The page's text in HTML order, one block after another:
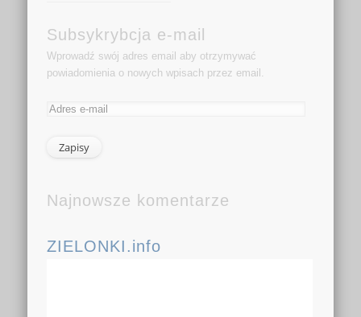
Subsykrybcja e-mail
Wprowadź swój adres email aby otrzymywać
powiadomienia o nowych wpisach przez email.
Najnowsze komentarze
ZIELONKI.info